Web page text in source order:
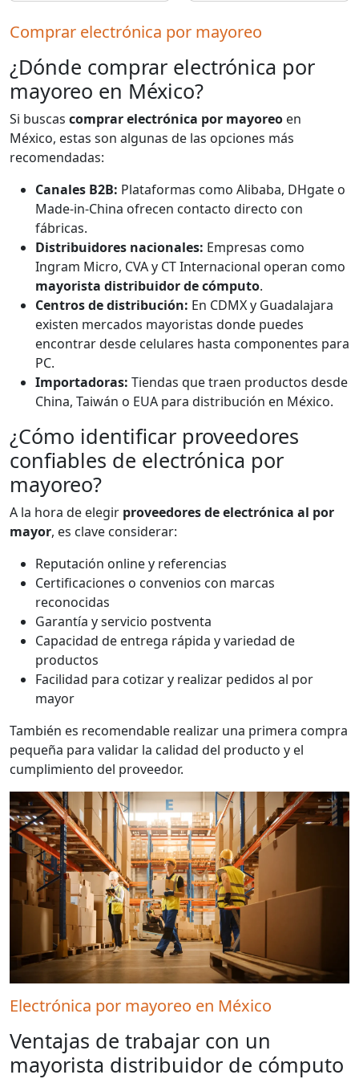
Comprar electrónica por mayoreo
¿Dónde comprar electrónica por
mayoreo en México?
Si buscas comprar electrónica por mayoreo en
México, estas son algunas de las opciones más
recomendadas:
Canales B2B: Plataformas como Alibaba, DHgate o
Made-in-China ofrecen contacto directo con
fábricas.
Distribuidores nacionales: Empresas como
Ingram Micro, CVA y CT Internacional operan como
mayorista distribuidor de cómputo.
Centros de distribución: En CDMX y Guadalajara
existen mercados mayoristas donde puedes
encontrar desde celulares hasta componentes para
PC.
Importadoras: Tiendas que traen productos desde
China, Taiwán o EUA para distribución en México.
¿Cómo identificar proveedores
confiables de electrónica por
mayoreo?
A la hora de elegir proveedores de electrónica al por
mayor, es clave considerar:
Reputación online y referencias
Certificaciones o convenios con marcas
reconocidas
Garantía y servicio postventa
Capacidad de entrega rápida y variedad de
productos
Facilidad para cotizar y realizar pedidos al por
mayor
También es recomendable realizar una primera compra
pequeña para validar la calidad del producto y el
cumplimiento del proveedor.
Electrónica por mayoreo en México
Ventajas de trabajar con un
mayorista distribuidor de cómputo